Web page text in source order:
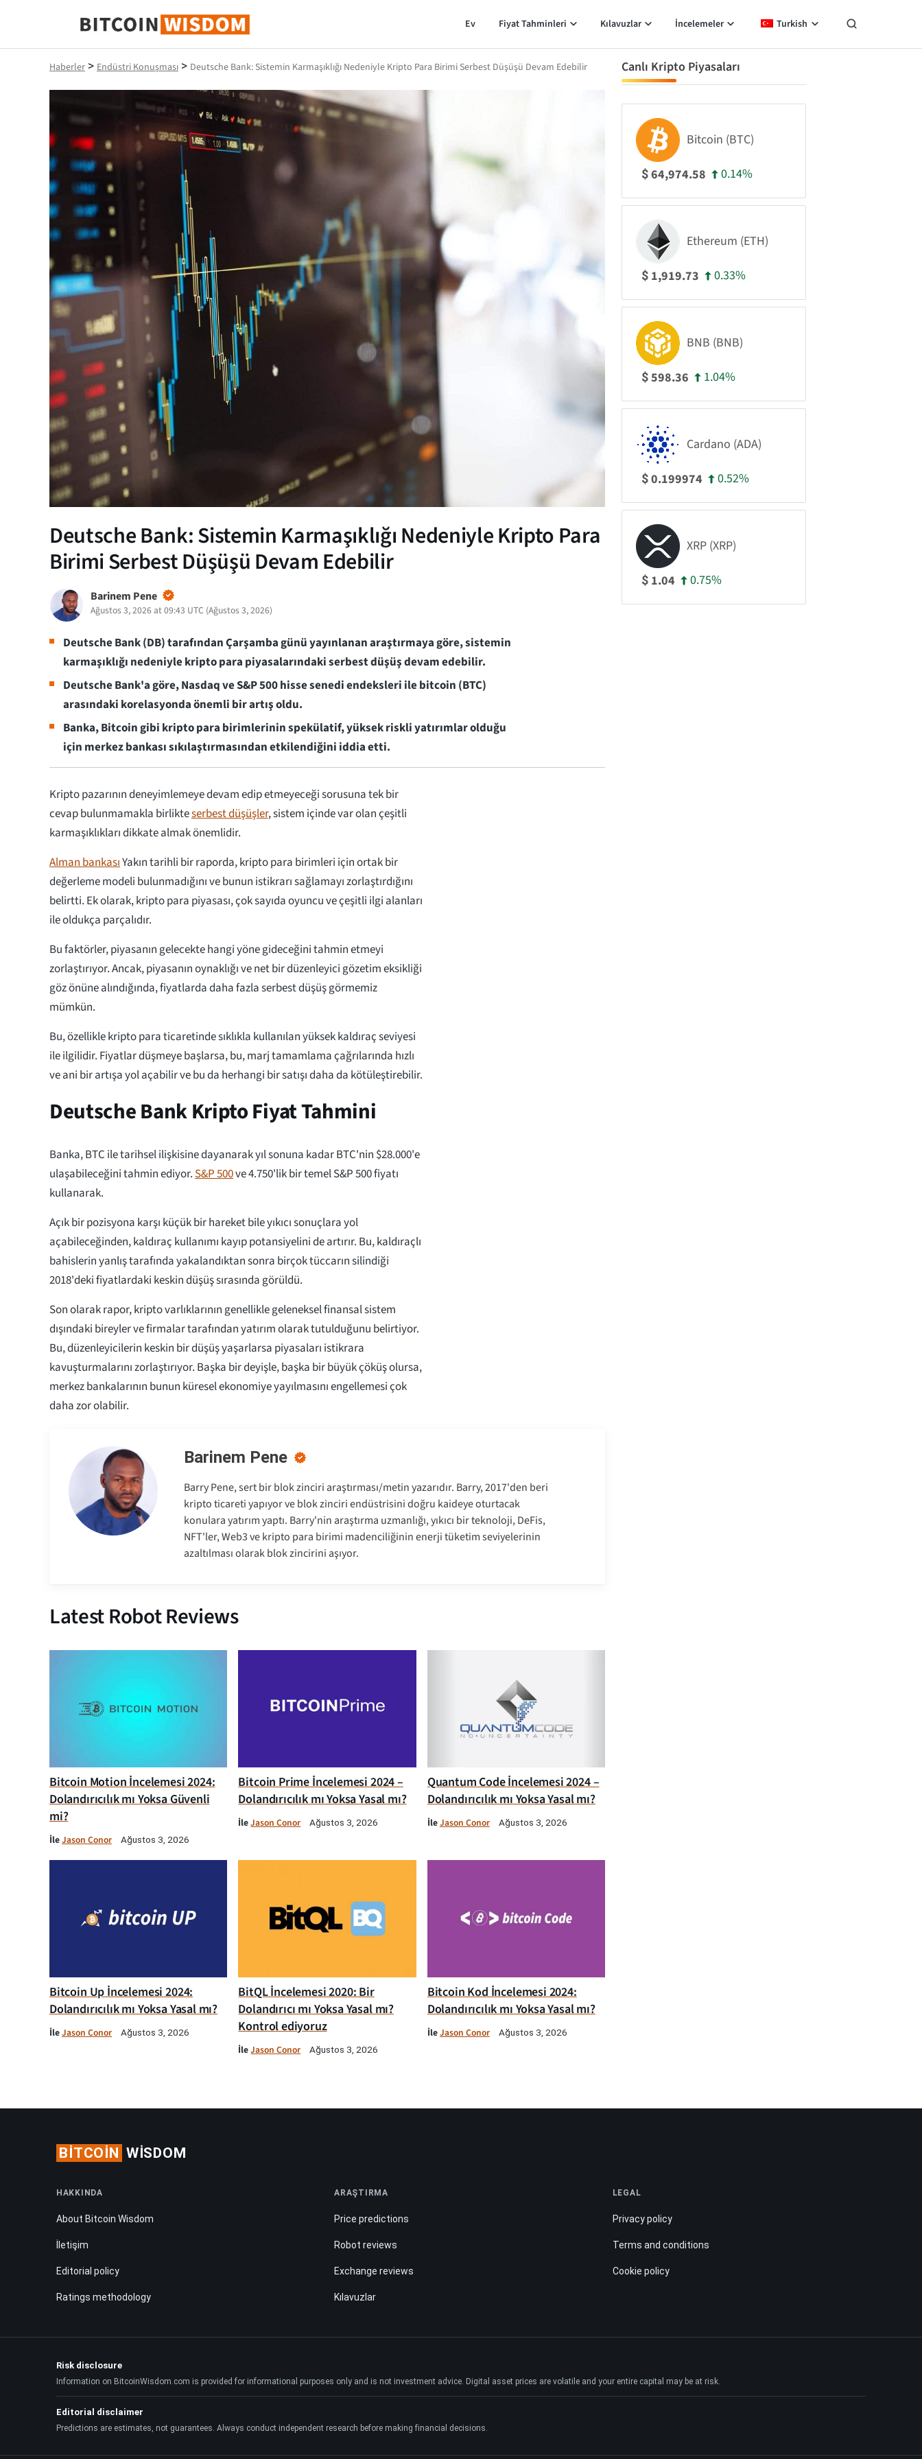
Bitcoin Bilgeliği
Ev Fiyat Tahminleri Kılavuzlar İncelemeler Turkish
Haberler > Endüstri Konuşması > Deutsche Bank: Sistemin Karmaşıklığı Nedeniyle Kripto Para Birimi Serbest Düşüşü Devam Edebilir
Deutsche Bank: Sistemin Karmaşıklığı Nedeniyle Kripto Para
Birimi Serbest Düşüşü Devam Edebilir
Barinem Pene
Ağustos 3, 2026 at 09:43 UTC (Ağustos 3, 2026)
Deutsche Bank (DB) tarafından Çarşamba günü yayınlanan araştırmaya göre, sistemin
karmaşıklığı nedeniyle kripto para piyasalarındaki serbest düşüş devam edebilir.
Deutsche Bank'a göre, Nasdaq ve S&P 500 hisse senedi endeksleri ile bitcoin (BTC)
arasındaki korelasyonda önemli bir artış oldu.
Banka, Bitcoin gibi kripto para birimlerinin spekülatif, yüksek riskli yatırımlar olduğu
için merkez bankası sıkılaştırmasından etkilendiğini iddia etti.
Kripto pazarının deneyimlemeye devam edip etmeyeceği sorusuna tek bir
cevap bulunmamakla birlikteserbest düşüşler, sistem içinde var olan çeşitli
karmaşıklıkları dikkate almak önemlidir.
Alman bankasıYakın tarihli bir raporda, kripto para birimleri için ortak bir
değerleme modeli bulunmadığını ve bunun istikrarı sağlamayı zorlaştırdığını
belirtti. Ek olarak, kripto para piyasası, çok sayıda oyuncu ve çeşitli ilgi alanları
ile oldukça parçalıdır.
Bu faktörler, piyasanın gelecekte hangi yöne gideceğini tahmin etmeyi
zorlaştırıyor. Ancak, piyasanın oynaklığı ve net bir düzenleyici gözetim eksikliği
göz önüne alındığında, fiyatlarda daha fazla serbest düşüş görmemiz
mümkün.
Bu, özellikle kripto para ticaretinde sıklıkla kullanılan yüksek kaldıraç seviyesi
ile ilgilidir. Fiyatlar düşmeye başlarsa, bu, marj tamamlama çağrılarında hızlı
ve ani bir artışa yol açabilir ve bu da herhangi bir satışı daha da kötüleştirebilir.
Deutsche Bank Kripto Fiyat Tahmini
Banka, BTC ile tarihsel ilişkisine dayanarak yıl sonuna kadar BTC'nin $28.000'e
ulaşabileceğini tahmin ediyor.S&P 500ve 4.750'lik bir temel S&P 500 fiyatı
kullanarak.
Açık bir pozisyona karşı küçük bir hareket bile yıkıcı sonuçlara yol
açabileceğinden, kaldıraç kullanımı kayıp potansiyelini de artırır. Bu, kaldıraçlı
bahislerin yanlış tarafında yakalandıktan sonra birçok tüccarın silindiği
2018'deki fiyatlardaki keskin düşüş sırasında görüldü.
Son olarak rapor, kripto varlıklarının genellikle geleneksel finansal sistem
dışındaki bireyler ve firmalar tarafından yatırım olarak tutulduğunu belirtiyor.
Bu, düzenleyicilerin keskin bir düşüş yaşarlarsa piyasaları istikrara
kavuşturmalarını zorlaştırıyor. Başka bir deyişle, başka bir büyük çöküş olursa,
merkez bankalarının bunun küresel ekonomiye yayılmasını engellemesi çok
daha zor olabilir.
Barinem Pene
Barry Pene, sert bir blok zinciri araştırması/metin yazarıdır. Barry, 2017'den beri
kripto ticareti yapıyor ve blok zinciri endüstrisini doğru kaideye oturtacak
konulara yatırım yaptı. Barry'nin araştırma uzmanlığı, yıkıcı bir teknoloji, DeFis,
NFT'ler, Web3 ve kripto para birimi madenciliğinin enerji tüketim seviyelerinin
azaltılması olarak blok zincirini aşıyor.
Latest Robot Reviews
Bitcoin Motion İncelemesi 2024:
Dolandırıcılık mı Yoksa Güvenli
mi?
İleJason Conor Ağustos 3, 2026
Bitcoin Prime İncelemesi 2024 –
Dolandırıcılık mı Yoksa Yasal mı?
İleJason Conor Ağustos 3, 2026
Quantum Code İncelemesi 2024 –
Dolandırıcılık mı Yoksa Yasal mı?
İleJason Conor Ağustos 3, 2026
Bitcoin Up İncelemesi 2024:
Dolandırıcılık mı Yoksa Yasal mı?
İleJason Conor Ağustos 3, 2026
BitQL İncelemesi 2020: Bir
Dolandırıcı mı Yoksa Yasal mı?
Kontrol ediyoruz
İleJason Conor Ağustos 3, 2026
Bitcoin Kod İncelemesi 2024:
Dolandırıcılık mı Yoksa Yasal mı?
İleJason Conor Ağustos 3, 2026
Canlı Kripto Piyasaları
Bitcoin (BTC)
$64,974.58 0.14%
Ethereum (ETH)
$ 1,919.73 0.33%
BNB (BNB)
$598.36 1.04%
Cardano (ADA)
$0.199974 0.52%
XRP (XRP)
$ 1.04 0.75%
BITCOIN WISDOM
HAKKINDA
About Bitcoin Wisdom
İletişim
Editorial policy
Ratings methodology
ARAŞTIRMA
Price predictions
Robot reviews
Exchange reviews
Kılavuzlar
LEGAL
Privacy policy
Terms and conditions
Cookie policy
Risk disclosure
Information on BitcoinWisdom.com is provided for informational purposes only and is not investment advice. Digital asset prices are volatile and your entire capital may be at risk.
Editorial disclaimer
Predictions are estimates, not guarantees. Always conduct independent research before making financial decisions.